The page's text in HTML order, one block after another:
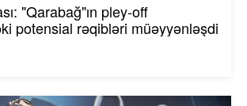
"Qarabağ"ın pley-off
potensial rəqibləri müəyyənləşdi